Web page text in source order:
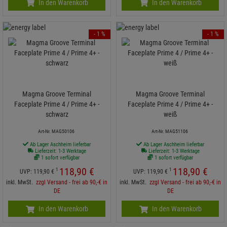
In den Warenkorb In den Warenkorb
Magma Groove Terminal
Faceplate Prime 4 / Prime 4+ -
schwarz
Art-Nr. MAG50106
Ab Lager Aschheim lieferbar
Lieferzeit: 1-3 Werktage
1 sofort verfügbar
UVP: 119,90 € 1 118,90 €
inkl. MwSt. zzgl Versand - frei ab 90,-€ in
DE
- 1 %
In den Warenkorb
Magma Groove Terminal
Faceplate Prime 4 / Prime 4+ -
weiß
Art-Nr. MAG51106
Ab Lager Aschheim lieferbar
Lieferzeit: 1-3 Werktage
1 sofort verfügbar
UVP: 119,90 € 1 118,90 €
inkl. MwSt. zzgl Versand - frei ab 90,-€ in
DE
- 1 %
In den Warenkorb